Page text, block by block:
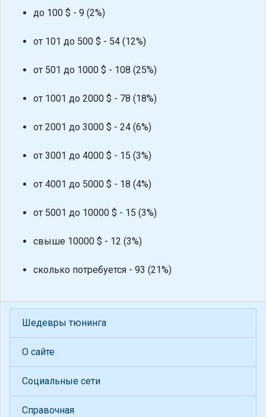
до 100 $ - 9 (2%)
от 101 до 500 $ - 54 (12%)
от 501 до 1000 $ - 108 (25%)
от 1001 до 2000 $ - 78 (18%)
от 2001 до 3000 $ - 24 (6%)
от 3001 до 4000 $ - 15 (3%)
от 4001 до 5000 $ - 18 (4%)
от 5001 до 10000 $ - 15 (3%)
свыше 10000 $ - 12 (3%)
сколько потребуется - 93 (21%)
Шедевры тюнинга
О сайте
Социальные сети
Справочная